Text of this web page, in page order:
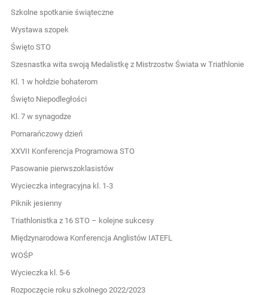
Szkolne spotkanie świąteczne
Wystawa szopek
Święto STO
Szesnastka wita swoją Medalistkę z Mistrzostw Świata w Triathlonie
Kl. 1 w hołdzie bohaterom
Święto Niepodległości
Kl. 7 w synagodze
Pomarańczowy dzień
XXVII Konferencja Programowa STO
Pasowanie pierwszoklasistów
Wycieczka integracyjna kl. 1-3
Piknik jesienny
Triathlonistka z 16 STO – kolejne sukcesy
Międzynarodowa Konferencja Anglistów IATEFL
WOŚP
Wycieczka kl. 5-6
Rozpoczęcie roku szkolnego 2022/2023